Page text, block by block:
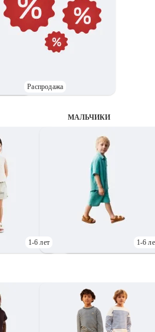
Распродажа
1-6 лет
MАЛЬЧИКИ
1-6